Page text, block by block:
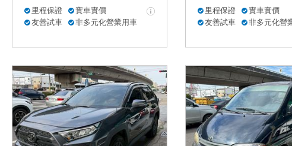
里程保證
實車實價
友善試車
非多元化營業用車
里程保證
實車實價
友善試車
非多元化營